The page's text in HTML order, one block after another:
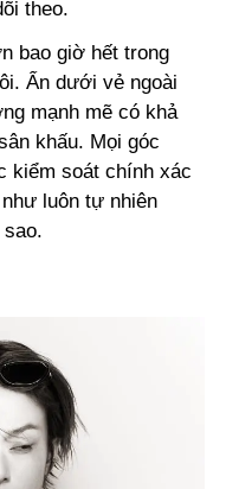
theo.
bao giờ hết trong
Ẩn dưới vẻ ngoài
mạnh mẽ có khả
khấu. Mọi góc
kiểm soát chính xác
luôn tự nhiên